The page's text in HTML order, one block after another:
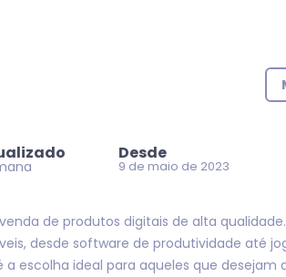
Desde
9 de maio de 2023
de produtos digitais de alta
desde software de produtividade até
a escolha ideal para aqueles que desejam